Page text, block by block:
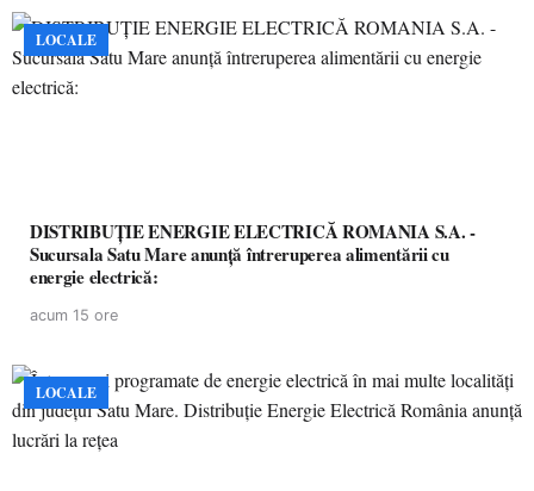
LOCALE
DISTRIBUȚIE ENERGIE ELECTRICĂ ROMANIA S.A. -
Sucursala Satu Mare anunţă întreruperea alimentării cu
energie electrică:
acum 15 ore
LOCALE